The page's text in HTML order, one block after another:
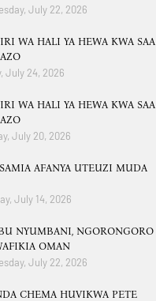
July 22, 2026
WA HALI YA HEWA KWA SAA
July 24, 2026
WA HALI YA HEWA KWA SAA
July 20, 2026
AFANYA UTEUZI MUDA
July 14, 2026
NYUMBANI, NGORONGORO
OMAN
July 22, 2026
CHEMA HUVIKWA PETE